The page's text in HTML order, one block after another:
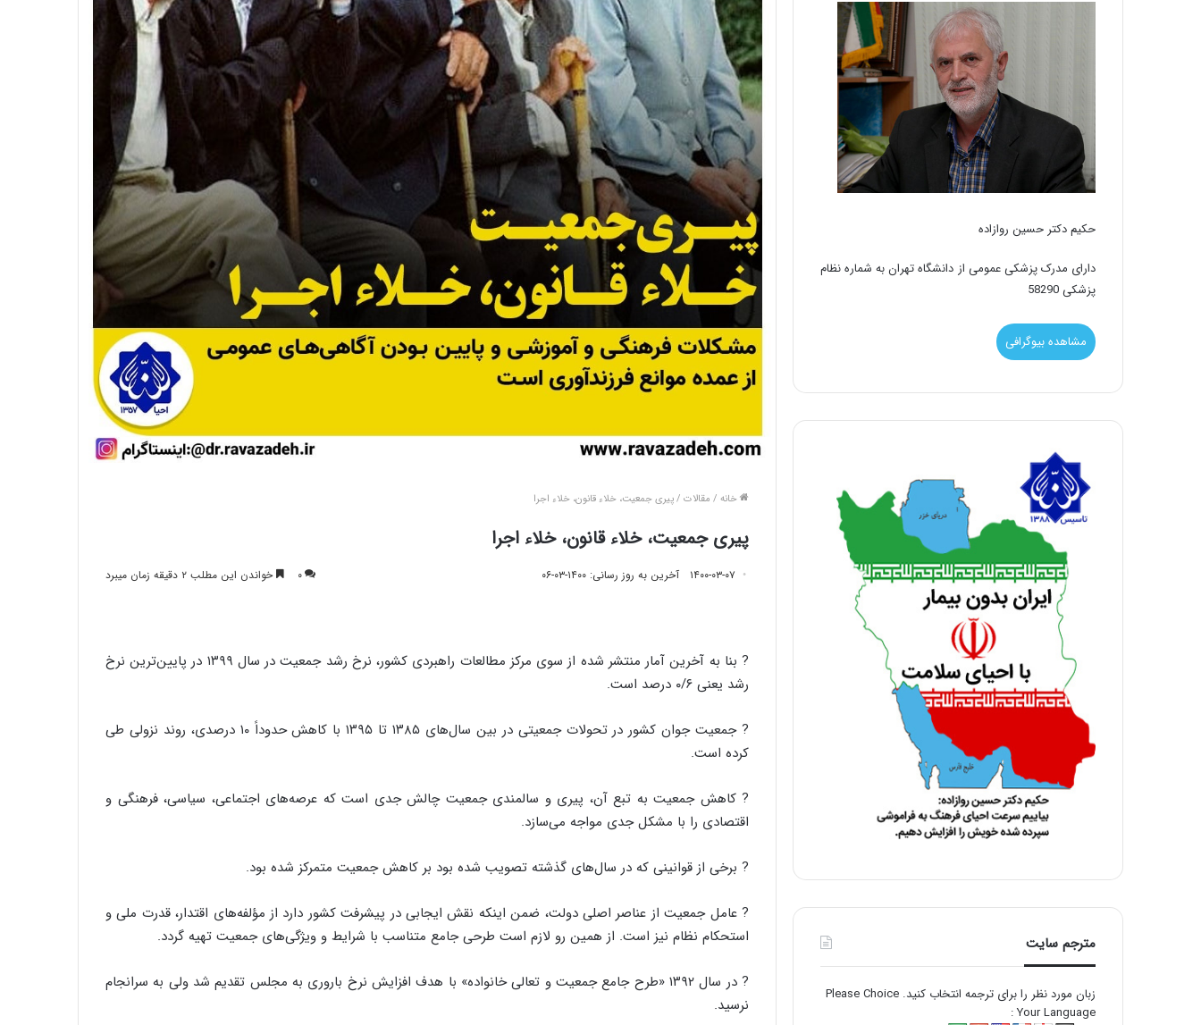
خانه / مقالات /پیری جمعیت، خلاء قانون، خلاء اجرا
پیری جمعیت، خلاء قانون، خلاء اجرا
۱۴۰۰-۰۳-۰۷ آخرین به روز رسانی: ۱۴۰۰-۰۳-۰۶ ۰ خواندن این مطلب ۲ دقیقه زمان میبرد
? بنا به آخرین آمار منتشر شده از سوی مرکز مطالعات راهبردی کشور، نرخ رشد جمعیت در سال ۱۳۹۹ در پایین‌ترین نرخ
رشد یعنی ۰/۶ درصد است.
? جمعیت جوان کشور در تحولات جمعیتی در بین سال‌های ۱۳۸۵ تا ۱۳۹۵ با کاهش حدوداً ۱۰ درصدی، روند نزولی طی
کرده است.
? کاهش جمعیت به تبع آن، پیری و سالمندی جمعیت چالش جدی است که عرصه‌های اجتماعی، سیاسی، فرهنگی و
اقتصادی را با مشکل جدی مواجه می‌سازد.
? برخی از قوانینی که در سال‌های گذشته تصویب شده بود بر کاهش جمعیت متمرکز شده بود.
? عامل جمعیت از عناصر اصلی دولت، ضمن اینکه نقش ایجابی در پیشرفت کشور دارد از مؤلفه‌های اقتدار، قدرت ملی و
استحکام نظام نیز است. از همین رو لازم است طرحی جامع متناسب با شرایط و ویژگی‌های جمعیت تهیه گردد.
? در سال ۱۳۹۲ «طرح جامع جمعیت و تعالی خانواده» با هدف افزایش نرخ باروری به مجلس تقدیم شد ولی به سرانجام
نرسید.
حکیم دکتر حسین روازاده
دارای مدرک پزشکی عمومی از دانشگاه تهران به شماره نظام
پزشکی 58290
مشاهده بیوگرافی
مترجم سایت
زبان مورد نظر را برای ترجمه انتخاب کنید. Please Choice
Your Language :